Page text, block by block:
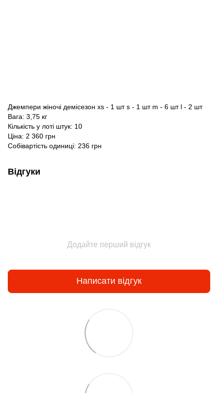
Джемпери жіночі демісезон xs - 1 шт s - 1 шт m - 6 шт l - 2 шт
Вага: 3,75 кг
Кількість у лоті штук: 10
Ціна: 2 360 грн
Собівартість одиниці: 236 грн
Відгуки
Додайте перший відгук
Написати відгук